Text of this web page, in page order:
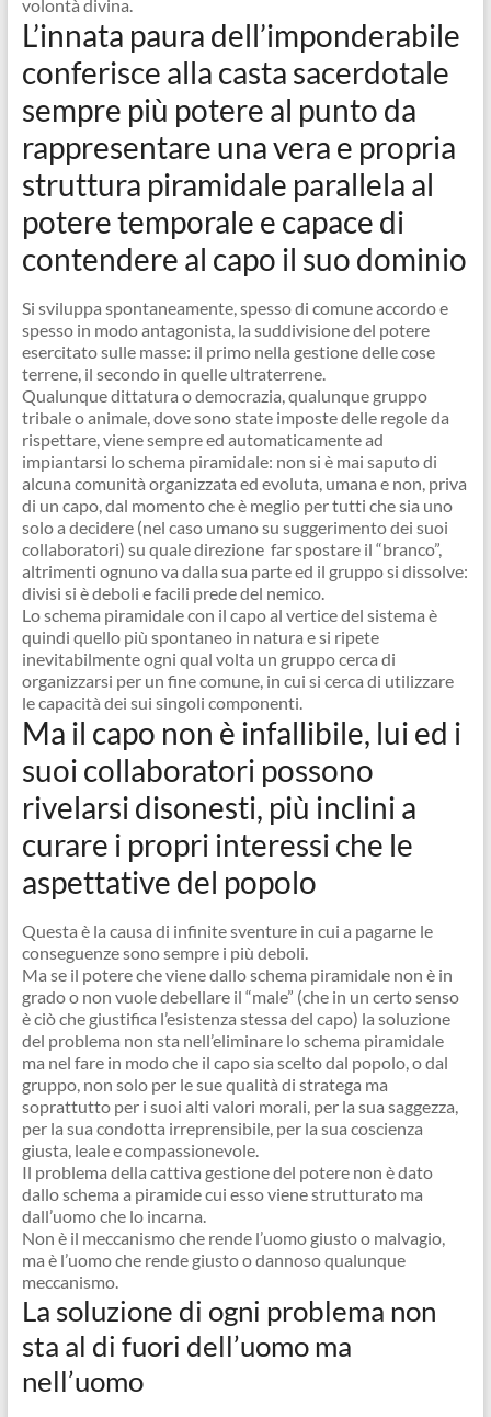
volontà divina.
L’innata paura dell’imponderabile
conferisce alla casta sacerdotale
sempre più potere al punto da
rappresentare una vera e propria
struttura piramidale parallela al
potere temporale e capace di
contendere al capo il suo dominio
Si sviluppa spontaneamente, spesso di comune accordo e
spesso in modo antagonista, la suddivisione del potere
esercitato sulle masse: il primo nella gestione delle cose
terrene, il secondo in quelle ultraterrene.
Qualunque dittatura o democrazia, qualunque gruppo
tribale o animale, dove sono state imposte delle regole da
rispettare, viene sempre ed automaticamente ad
impiantarsi lo schema piramidale: non si è mai saputo di
alcuna comunità organizzata ed evoluta, umana e non, priva
di un capo, dal momento che è meglio per tutti che sia uno
solo a decidere (nel caso umano su suggerimento dei suoi
collaboratori) su quale direzione far spostare il “branco”,
altrimenti ognuno va dalla sua parte ed il gruppo si dissolve:
divisi si è deboli e facili prede del nemico.
Lo schema piramidale con il capo al vertice del sistema è
quindi quello più spontaneo in natura e si ripete
inevitabilmente ogni qual volta un gruppo cerca di
organizzarsi per un fine comune, in cui si cerca di utilizzare
le capacità dei sui singoli componenti.
Ma il capo non è infallibile, lui ed i
suoi collaboratori possono
rivelarsi disonesti, più inclini a
curare i propri interessi che le
aspettative del popolo
Questa è la causa di infinite sventure in cui a pagarne le
conseguenze sono sempre i più deboli.
Ma se il potere che viene dallo schema piramidale non è in
grado o non vuole debellare il “male” (che in un certo senso
è ciò che giustifica l’esistenza stessa del capo) la soluzione
del problema non sta nell’eliminare lo schema piramidale
ma nel fare in modo che il capo sia scelto dal popolo, o dal
gruppo, non solo per le sue qualità di stratega ma
soprattutto per i suoi alti valori morali, per la sua saggezza,
per la sua condotta irreprensibile, per la sua coscienza
giusta, leale e compassionevole.
Il problema della cattiva gestione del potere non è dato
dallo schema a piramide cui esso viene strutturato ma
dall’uomo che lo incarna.
Non è il meccanismo che rende l’uomo giusto o malvagio,
ma è l’uomo che rende giusto o dannoso qualunque
meccanismo.
La soluzione di ogni problema non
sta al di fuori dell’uomo ma
nell’uomo